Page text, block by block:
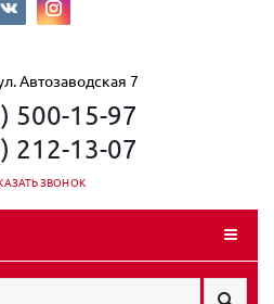
Автозаводская 7
500-15-97
212-13-07
ЗВОНОК